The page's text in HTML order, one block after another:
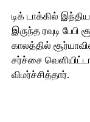
டிக் டாக்கில்
இருந்த ரவுடி
காலத்தில்
சர்ச்சை
விமர்ச்சித்தார்.